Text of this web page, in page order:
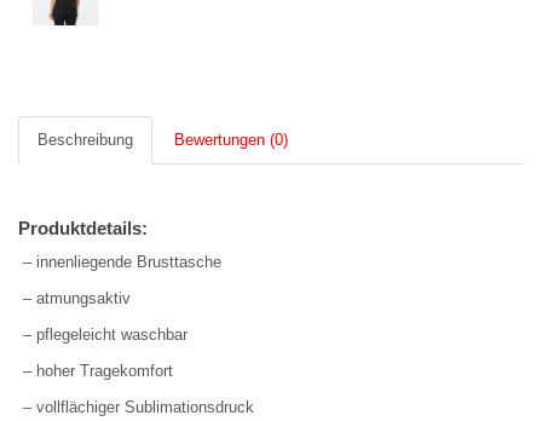
Beschreibung Bewertungen (0)
Produktdetails:
– innenliegende Brusttasche
– atmungsaktiv
– pflegeleicht waschbar
– hoher Tragekomfort
– vollflächiger Sublimationsdruck